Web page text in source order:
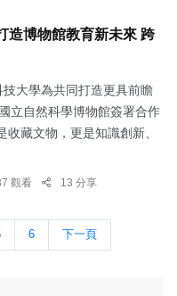
造博物館教育新未來 跨
技大學為共同打造更具前瞻
立自然科學博物館簽署合作
藏文物，更是知識創新、
觀看 13 分享
6 下一頁